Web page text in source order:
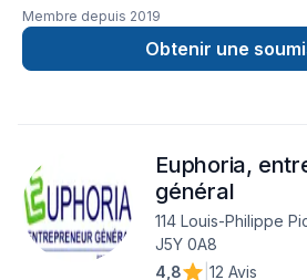
Garage, Gouttières, Gypse,
Patio, Plancher, Rénovation générale,
Salle de bain, Sous-sol dans les
et un service clé en main
à une équipe qui a à cœur votre
Membre depuis 2019
Obtenir une
Euphoria,
général
114 Louis-Philippe
J5Y 0A8
4,8
12 Avis